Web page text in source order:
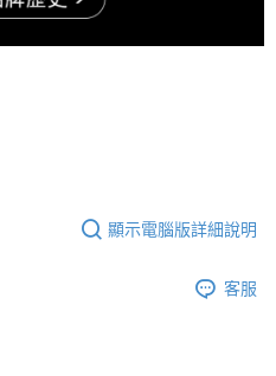
顯示電腦版詳細說明
客服